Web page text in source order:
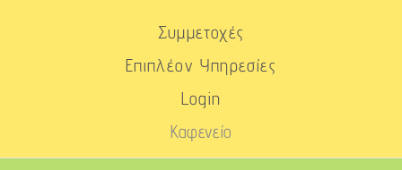
Συμμετοχές
Επιπλέον Υπηρεσίες
Login
Καφενείο